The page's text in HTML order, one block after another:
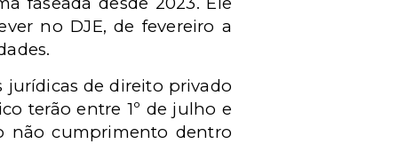
no DJE, de fevereiro a
jurídicas de direito privado
terão entre 1º de julho e
não cumprimento dentro